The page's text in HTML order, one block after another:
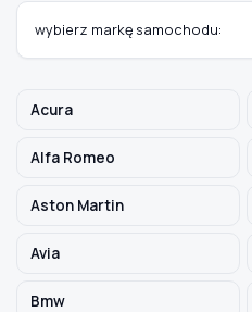
MODEL
TYP / SILNIK
wybierz markę samochodu:
Acura
Alfa Romeo
Aston Martin
Avia
Bmw